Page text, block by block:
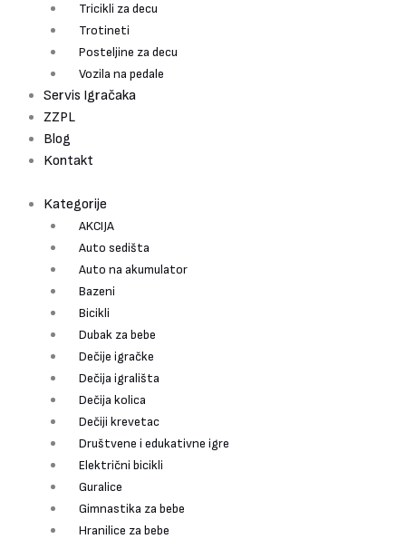
Tricikli za decu
Trotineti
Posteljine za decu
Vozila na pedale
Servis Igračaka
ZZPL
Blog
Kontakt
Kategorije
AKCIJA
Auto sedišta
Auto na akumulator
Bazeni
Bicikli
Dubak za bebe
Dečije igračke
Dečija igrališta
Dečija kolica
Dečiji krevetac
Društvene i edukativne igre
Električni bicikli
Guralice
Gimnastika za bebe
Hranilice za bebe